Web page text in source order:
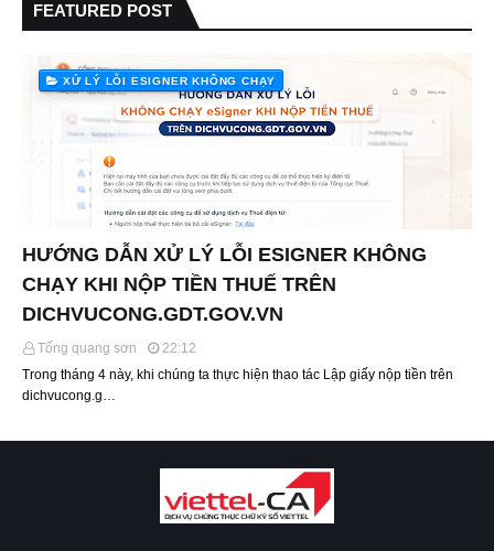
FEATURED POST
XỬ LÝ LỖI ESIGNER KHÔNG CHẠY
HƯỚNG DẪN XỬ LÝ LỖI ESIGNER KHÔNG
CHẠY KHI NỘP TIỀN THUẾ TRÊN
DICHVUCONG.GDT.GOV.VN
Tống quang sơn
22:12
Trong tháng 4 này, khi chúng ta thực hiện thao tác Lập giấy nộp tiền trên
dichvucong.g…